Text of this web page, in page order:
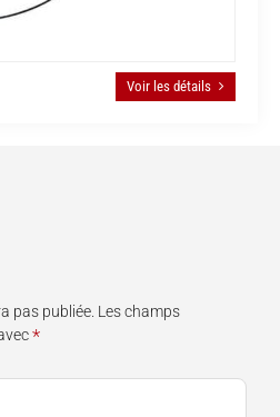
Voir les détails
pas publiée. Les champs
*